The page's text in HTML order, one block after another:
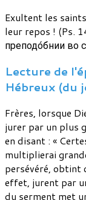
Exultent les
leur repos ! (Ps.
преподо́бнии во
Lecture de
Hébreux (du
Frères, lorsque
jurer par un plus
en disant : «
multiplierai
persévéré, obtint
effet, jurent par
du serment met